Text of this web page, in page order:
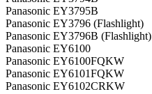
Panasonic EY3795B
Panasonic EY3796 (Flashlight)
Panasonic EY3796B (Flashlight)
Panasonic EY6100
Panasonic EY6100FQKW
Panasonic EY6101FQKW
Panasonic EY6102CRKW